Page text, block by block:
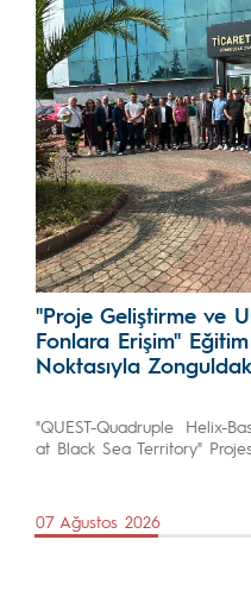
"Proje Geliştirme ve
Fonlara Erişim"
Noktasıyla
"QUEST-Quadruple Helix-
at Black Sea Territory"
07 Ağustos 2026